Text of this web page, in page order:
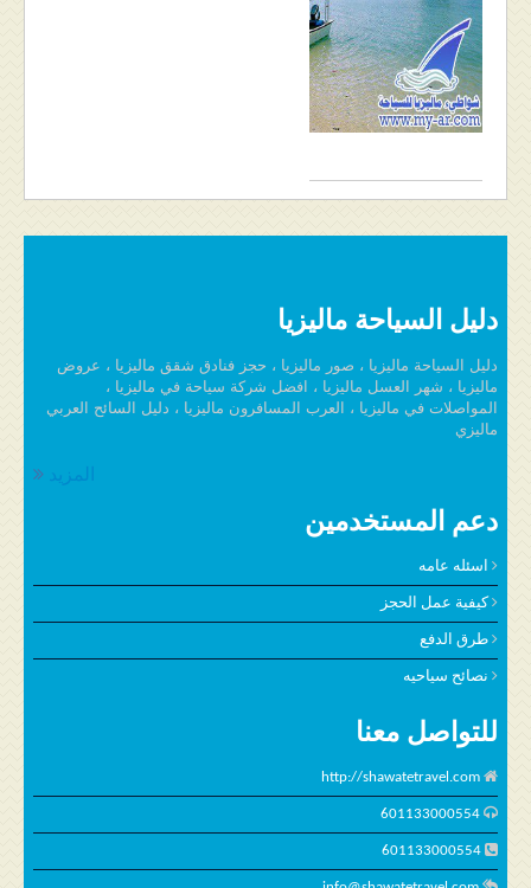
دليل السياحة ماليزيا
دليل السياحة ماليزيا ، صور ماليزيا ، حجز فنادق شقق ماليزيا ، عروض
ماليزيا ، شهر العسل ماليزيا ، افضل شركة سياحة في ماليزيا ،
المواصلات في ماليزيا ، العرب المسافرون ماليزيا ، دليل السائح العربي
ماليزي
المزيد
دعم المستخدمين
اسئله عامه
كيفية عمل الحجز
طرق الدفع
نصائح سياحيه
للتواصل معنا
http://shawatetravel.com
601133000554
601133000554